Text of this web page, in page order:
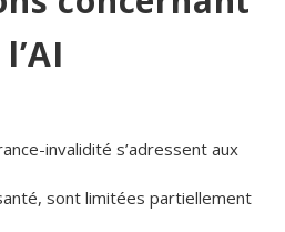
l’AI
invalidité s’adressent aux
sont limitées partiellement